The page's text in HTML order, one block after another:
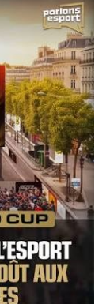
15 janvier, Julien
et Vincent
se produiront au
105 devant
auditeurs pour
des
Concert
de l’année.
de découvrir deux
les
à cet